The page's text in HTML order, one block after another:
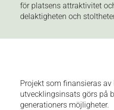
för platsens attraktivitet
delaktigheten och
Projekt som finansieras
utvecklingsinsats görs på
generationers möjligheter.